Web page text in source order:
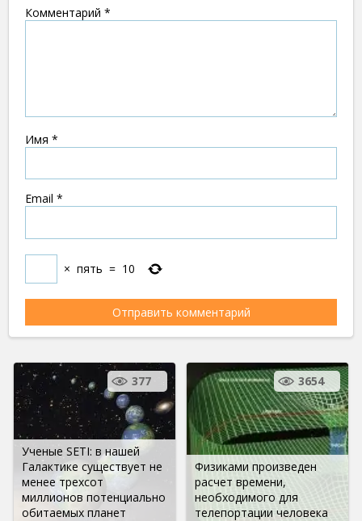
Комментарий *
Имя *
Email *
× пять = 10
Ученые SETI: в нашей
Галактике существует не
менее трехсот
миллионов потенциально
обитаемых планет
377
Физиками произведен
расчет времени,
необходимого для
телепортации человека
3654